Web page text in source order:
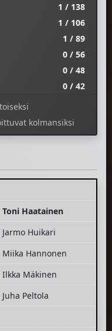
1 / 138
1 / 106
1 / 89
0 / 56
0 / 48
0 / 42
kolmansiksi
Toni Haatainen
Jarmo Huikari
Miika Hannonen
Ilkka Mäkinen
Juha Peltola